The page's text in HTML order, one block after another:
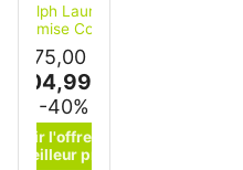
Ralph Lauren
Chemise Coupe
bleu L
175,00 €
104,99 €
-40%